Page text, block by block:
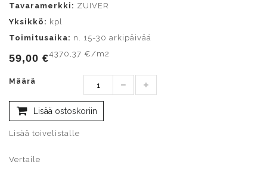
Tavaramerkki: ZUIVER
Yksikkö: kpl
Toimitusaika: n. 15-30 arkipäivää
59,00 €4370,37 €/m2
Määrä
Lisää ostoskoriin
Lisää toivelistalle
Vertaile